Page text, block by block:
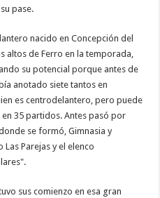
pase.
nacido en Concepción del
altos de Ferro en la temporada,
su potencial porque antes de
anotado siete tantos en
es centrodelantero, pero puede
35 partidos. Antes pasó por
se formó, Gimnasia y
Las Parejas y el elenco
sus comienzo en esa gran